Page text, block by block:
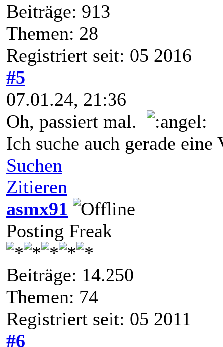
Beiträge: 913
Themen: 28
Registriert seit: 05 2016
#5
07.01.24, 21:36
Oh, passiert mal.
Ich suche auch gerade
Suchen
Zitieren
asmx91
Posting Freak
Beiträge: 14.250
Themen: 74
Registriert seit: 05 2011
#6